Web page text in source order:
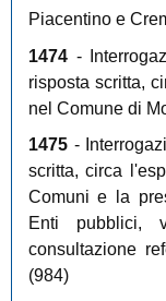
Piacentino e
1474-
risposta scritta,
nel Comune di
1475-
scritta, circa
Comuni e la
Enti pubblici,
consultazione
(984)